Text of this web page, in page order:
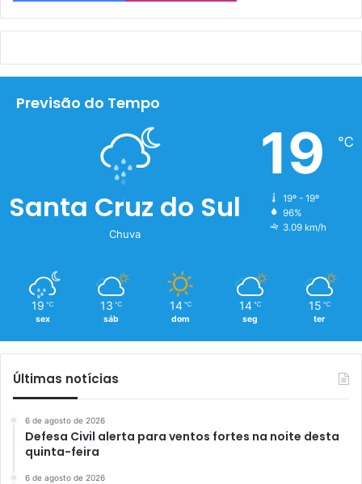
Previsão do Tempo
Santa Cruz do Sul
Chuva
19 ℃
19º - 19º
96%
3.09 km/h
19 ℃
sex
13 ℃
sáb
14 ℃
dom
14 ℃
seg
15 ℃
ter
Últimas notícias
6 de agosto de 2026
Defesa Civil alerta para ventos fortes na noite desta
quinta-feira
6 de agosto de 2026